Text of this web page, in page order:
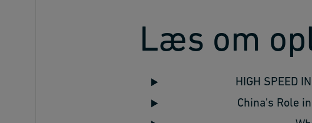
Læs om
HIGH SPEED
China’s Role